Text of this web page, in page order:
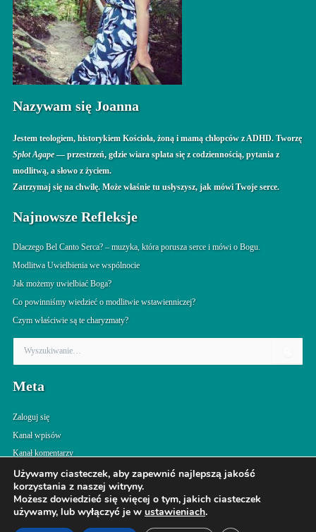
Nazywam się Joanna
Jestem teologiem, historykiem Kościoła, żoną i mamą chłopców z ADHD. Tworzę
Splot Agape— przestrzeń, gdzie wiara splata się z codziennością, pytania z
modlitwą, a słowo z życiem.
Zatrzymaj się na chwilę. Może właśnie tu usłyszysz, jak mówi Twoje serce.
Najnowsze Refleksje
Dlaczego Bel Canto Serca? – muzyka, która porusza serce i mówi o Bogu.
Modlitwa Uwielbienia we wspólnocie
Jak możemy uwielbiać Boga?
Co powinniśmy wiedzieć o modlitwie wstawienniczej?
Czym właściwie są te charyzmaty?
k
j
l
a
:
Meta
Zaloguj się
Kanał wpisów
Kanał komentarzy
WordPress.org
Prawa autorskie © 2026 Splot Agape | Obsługiwane przez
Używamy ciasteczek, aby zapewnić najlepszą jakość
korzystania z naszej witryny.
Możesz dowiedzieć się więcej o tym, jakich ciasteczek
używamy, lub wyłączyć je w ustawieniach.